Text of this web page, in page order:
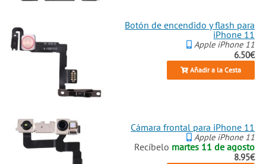
Botón de encendido y flash para
iPhone 11
Apple iPhone 11
6.50€
Añadir a la Cesta
Cámara frontal para iPhone 11
Apple iPhone 11
Recíbelo martes 11 de agosto
8.95€